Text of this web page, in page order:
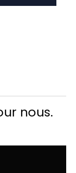
nous.